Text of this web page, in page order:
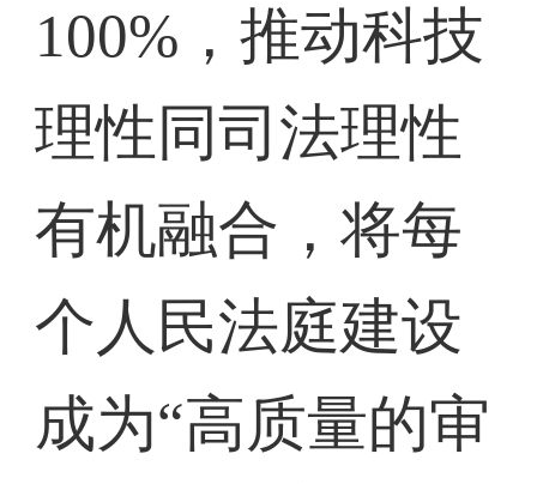
100%，推动科技
理性同司法理性
有机融合，将每
个人民法庭建设
成为“高质量的审